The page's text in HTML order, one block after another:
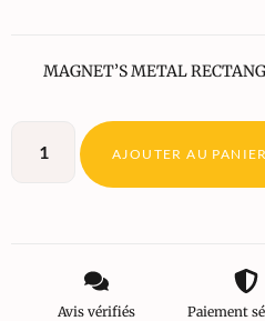
MAGNET’S METAL
AJOUTER AU PANIER
Avis vérifiés Paiement